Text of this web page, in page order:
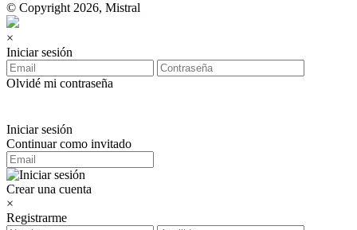
© Copyright 2026, Mistral
×
Iniciar sesión
Olvidé mi contraseña
Iniciar sesión
Continuar como invitado
Crear una cuenta
×
Registrarme